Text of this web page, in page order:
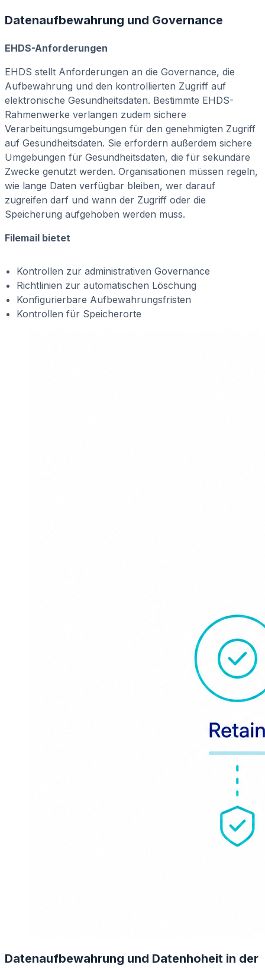
Datenaufbewahrung und Governance
EHDS-Anforderungen
EHDS stellt Anforderungen an die Governance, die
Aufbewahrung und den kontrollierten Zugriff auf
elektronische Gesundheitsdaten. Bestimmte EHDS-
Rahmenwerke verlangen zudem sichere
Verarbeitungsumgebungen für den genehmigten Zugriff
auf Gesundheitsdaten. Sie erfordern außerdem sichere
Umgebungen für Gesundheitsdaten, die für sekundäre
Zwecke genutzt werden. Organisationen müssen regeln,
wie lange Daten verfügbar bleiben, wer darauf
zugreifen darf und wann der Zugriff oder die
Speicherung aufgehoben werden muss.
Filemail bietet
Kontrollen zur administrativen Governance
Richtlinien zur automatischen Löschung
Konfigurierbare Aufbewahrungsfristen
Kontrollen für Speicherorte
Datenaufbewahrung und Datenhoheit in der